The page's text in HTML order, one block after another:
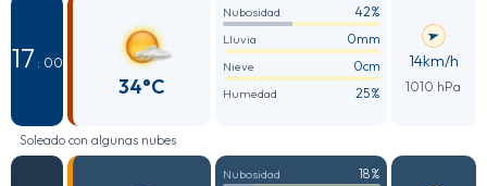
17 : 00
34°C
Nubosidad 42%
Lluvia 0mm
Nieve 0cm
Humedad 25%
14km/h
1010 hPa
Soleado con algunas nubes
Nubosidad 18%